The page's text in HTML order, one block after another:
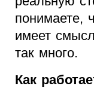
понимаете,
имеет
так много.
Как